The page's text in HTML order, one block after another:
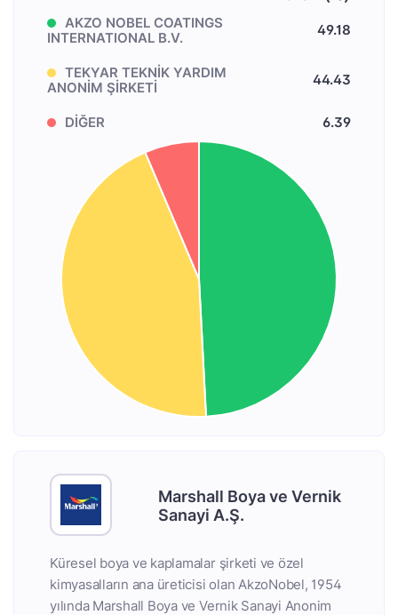
AKZO NOBEL COATINGS
INTERNATIONAL B.V.
49.18
TEKYAR TEKNİK YARDIM
ANONİM ŞİRKETİ
44.43
DİĞER 6.39
Marshall Boya ve Vernik
Sanayi A.Ş.
Küresel boya ve kaplamalar şirketi ve özel
kimyasalların ana üreticisi olan AkzoNobel, 1954
yılında Marshall Boya ve Vernik Sanayi Anonim